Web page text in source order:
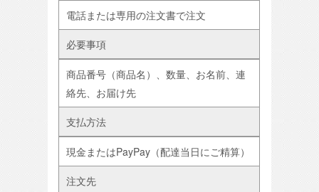
電話または専用の注文書で注文
必要事項
商品番号（商品名）、数量、お名前、連
絡先、お届け先
支払方法
現金またはPayPay（配達当日にご精算）
注文先